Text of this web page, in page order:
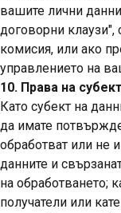
вашите лични
договорни
комисия, или ако
управлението на
10. Права на
Като субект на
да имате
обработват или не
данните и
на обработването;
получатели или